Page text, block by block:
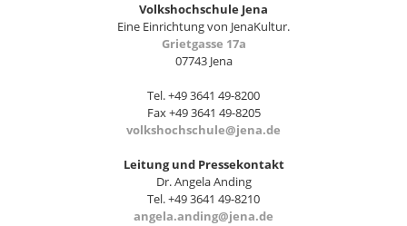
Volkshochschule Jena
Eine Einrichtung von JenaKultur.
Grietgasse 17a
07743 Jena
Tel. +49 3641 49-8200
Fax +49 3641 49-8205
volkshochschule@jena.de
Leitung und Pressekontakt
Dr. Angela Anding
Tel. +49 3641 49-8210
angela.anding@jena.de